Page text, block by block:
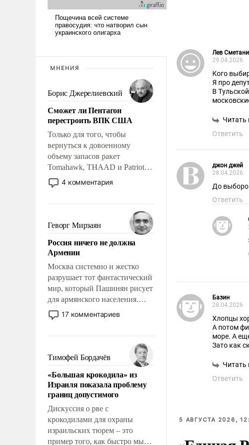
МНЕНИЯ
Борис Джерелиевский
Сможет ли Пентагон
перестроить ВПК США
Только для того, чтобы
вернуться к довоенному
объему запасов ракет
Tomahawk, THAAD и Patriot
США потребуется более трех
лет. Даже небольшая война с
Сложившаяся ситуация
означает многолетний период
уязвимости США, например,
перед Китаем.
4 комментария
Геворг Мирзаян
Россия ничего не должна
Армении
Москва системно и жестко
разрушает тот фантастический
мир, который Пашинян рисует
для армянского населения.
Мир, где политические
прожекты будут безусловно
налогоплательщиков и где
Еревану за свои поступки не
нужно отвечать.
17 комментариев
Тимофей Бордачёв
«Большая крокодила» из
Израиля показала проблему
границ допустимого
Дискуссия о рве с
крокодилами для охраны
израильских тюрем – это
пример того, как быстро мы
Лев
29.04.2026
Кого
Я про
В
Очень рад
Читать
Ответить
джон джей
28.04.2026
До
Ответить
Базин
28.04.2026
А потом фигак, и началась СВО. С тех пор Нэнька пролюбила кучу
Зато как
Читать
Ответить
5 АВГУСТА 2026,